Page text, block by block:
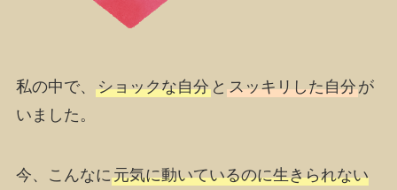
私の中で、 ショックな自分と スッキリした自分が
いました。
今、こんなに元気に動いているのに生きられない